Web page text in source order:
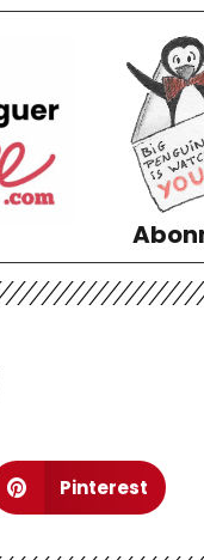
Pinterest